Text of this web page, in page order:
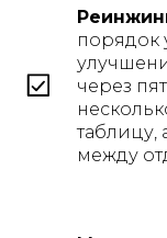
порядок
через
таблицу,
между